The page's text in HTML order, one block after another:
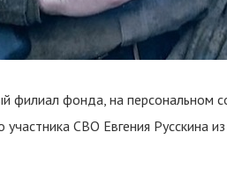
филиал фонда, на персональном
участника СВО Евгения Русскина